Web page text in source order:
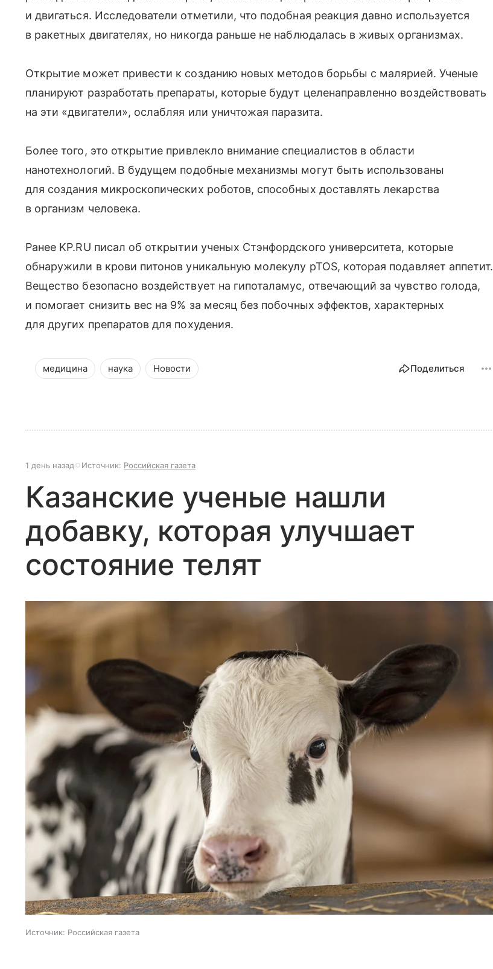
и двигаться. Исследователи отметили, что подобная реакция давно используется
в ракетных двигателях, но никогда раньше не наблюдалась в живых организмах.
Открытие может привести к созданию новых методов борьбы с малярией. Ученые
планируют разработать препараты, которые будут целенаправленно воздействовать
на эти «двигатели», ослабляя или уничтожая паразита.
Более того, это открытие привлекло внимание специалистов в области
нанотехнологий. В будущем подобные механизмы могут быть использованы
для создания микроскопических роботов, способных доставлять лекарства
в организм человека.
Ранее KP.RU писал об открытии ученых Стэнфордского университета, которые
обнаружили в крови питонов уникальную молекулу pTOS, которая подавляет аппетит.
Вещество безопасно воздействует на гипоталамус, отвечающий за чувство голода,
и помогает снизить вес на 9% за месяц без побочных эффектов, характерных
для других препаратов для похудения.
медицина наука Новости Поделиться
1 день назад Источник: Российская газета
Казанские ученые нашли
добавку, которая улучшает
состояние телят
Источник: Российская газета